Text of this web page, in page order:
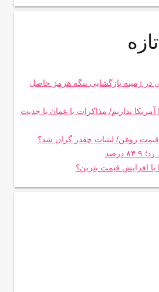
در زمینه بازگشایی تنگه هرمز حاصل
آمریکا نداریم/ مذاکرات با عمان با جدیت
درصد
افزایش قیمت بنزین؟